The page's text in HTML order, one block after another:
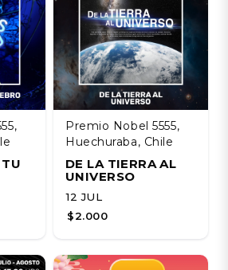
Premio Nobel 5555,
Huechuraba, Chile
DE LA TIERRA AL
UNIVERSO
12 JUL
$2.000